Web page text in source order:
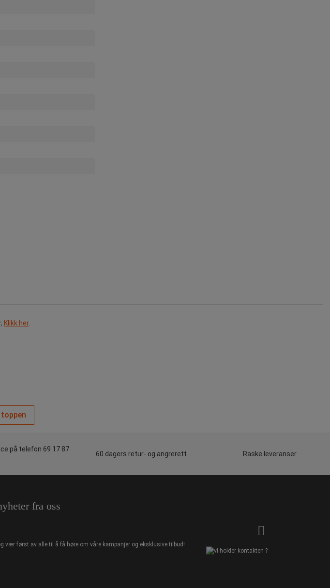
Klikk her.
på telefon 69 17 87
60 dagers retur- og angrerett Raske leveranser
fra oss
vær først av alle til å få høre om våre kampanjer og eksklusive tilbud!